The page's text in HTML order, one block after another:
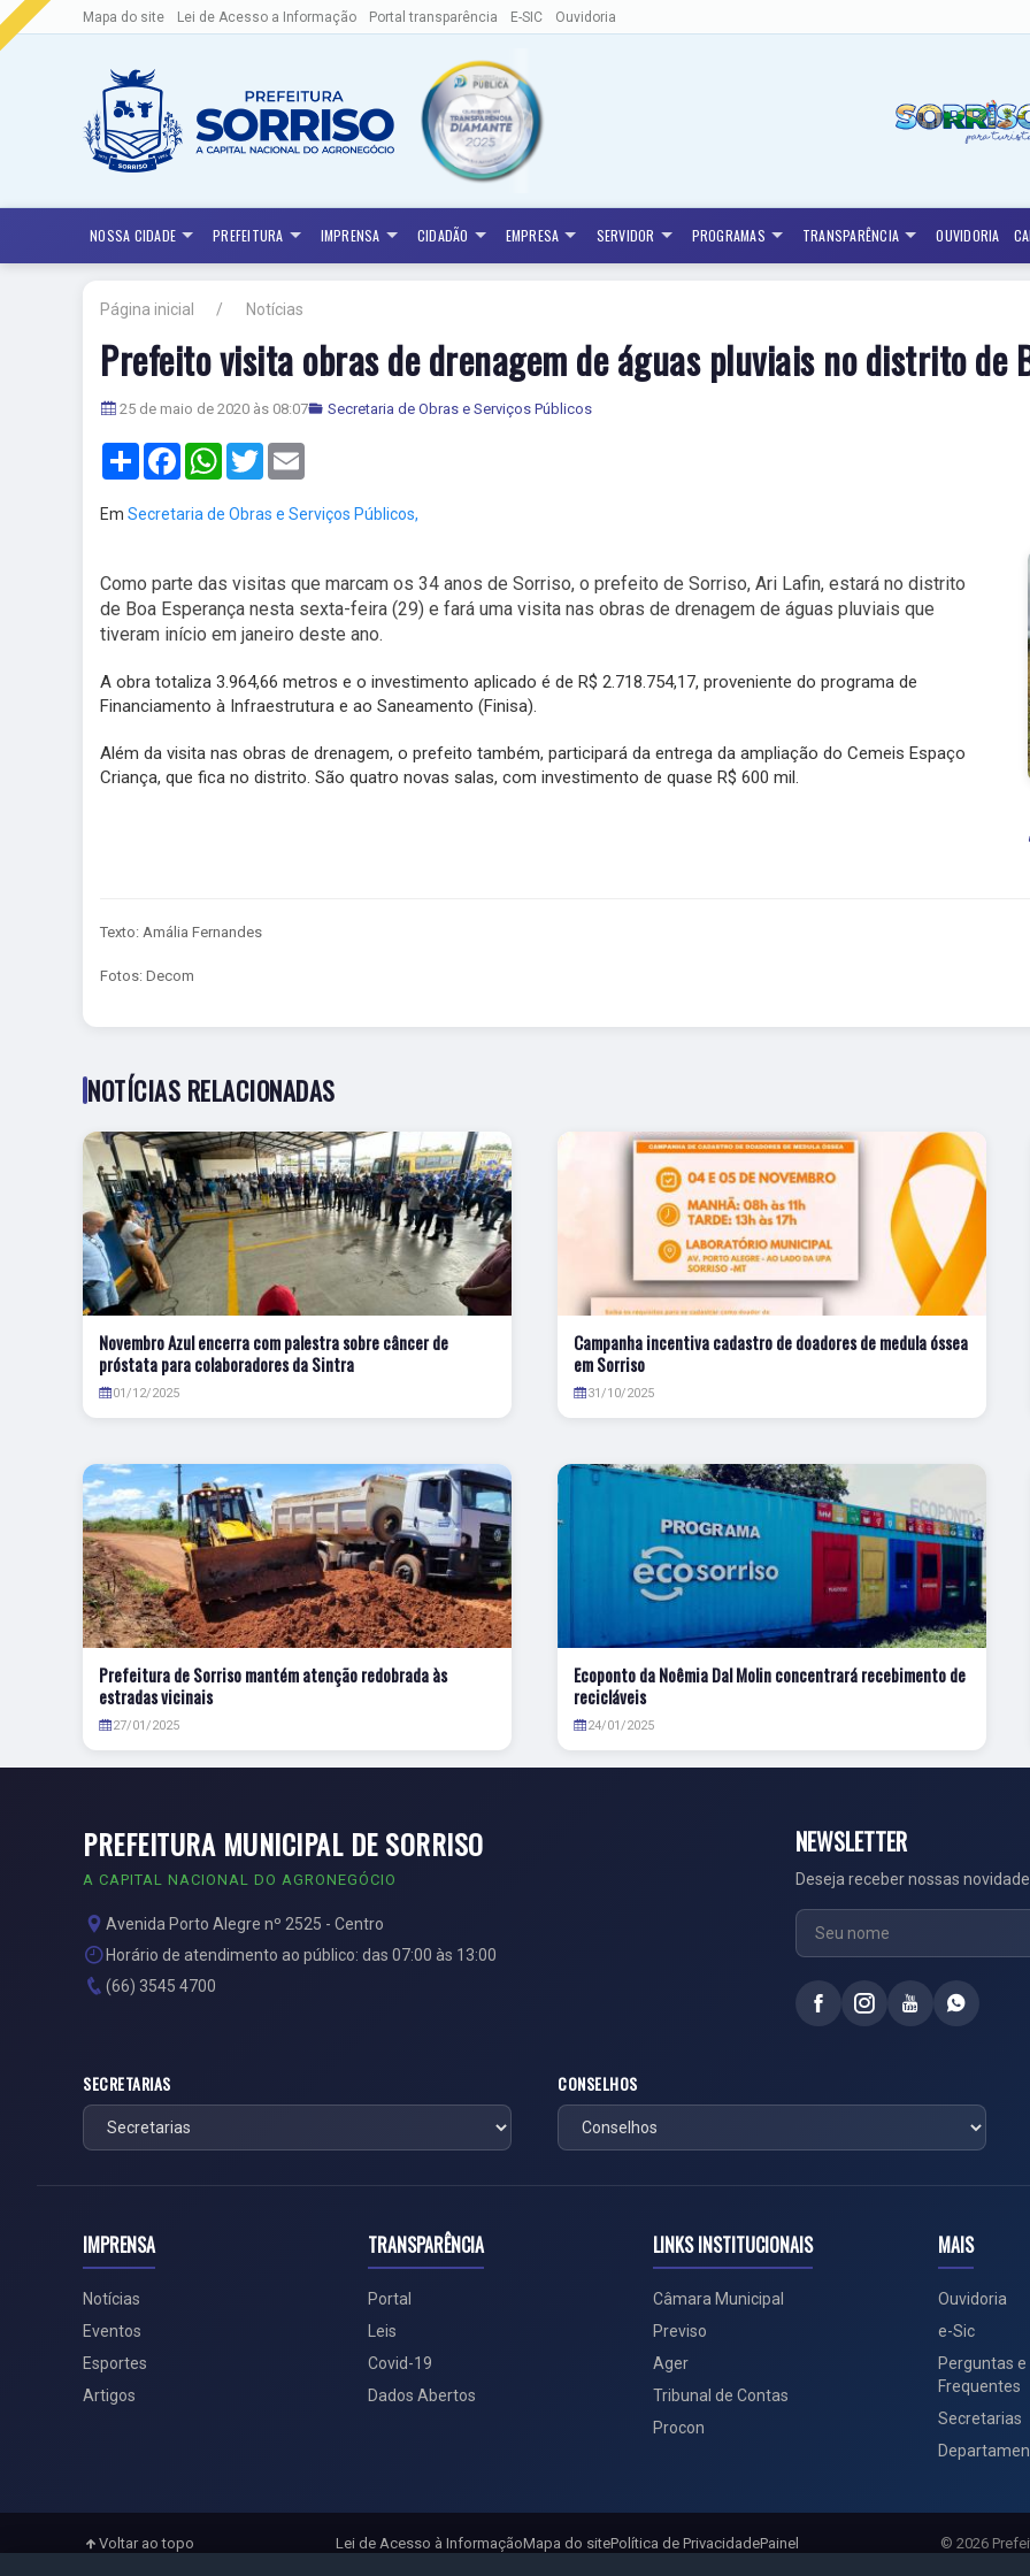
Mapa do site Lei de Acesso a Informação Portal transparência E-SIC Ouvidoria
NOSSA CIDADE PREFEITURA IMPRENSA CIDADÃO EMPRESA SERVIDOR PROGRAMAS TRANSPARÊNCIA OUVIDORIA
Página inicial Notícias
Prefeito visita obras de drenagem de águas pluviais no distrito de
25 de maio de 2020 às 08:07 Secretaria de Obras e Serviços Públicos
Share FacebookWhatsApp
Twitter
Em Secretaria de Obras e Serviços Públicos,
Como parte das visitas que marcam os 34 anos de Sorriso, o prefeito de Sorriso, Ari Lafin, estará no distrito
de Boa Esperança nesta sexta-feira (29) e fará uma visita nas obras de drenagem de águas pluviais que
tiveram início em janeiro deste ano.
A obra totaliza 3.964,66 metros e o investimento aplicado é de R$ 2.718.754,17, proveniente do programa de
Financiamento à Infraestrutura e ao Saneamento (Finisa).
Além da visita nas obras de drenagem, o prefeito também, participará da entrega da ampliação do Cemeis Espaço
Criança, que fica no distrito. São quatro novas salas, com investimento de quase R$ 600 mil.
Texto: Amália Fernandes
Fotos: Decom
NOTÍCIAS RELACIONADAS
Novembro Azul encerra com palestra sobre câncer de
próstata para colaboradores da Sintra
01/12/2025
Campanha incentiva cadastro de doadores de medula óssea
em Sorriso
31/10/2025
Prefeitura de Sorriso mantém atenção redobrada às
estradas vicinais
27/01/2025
Ecoponto da Noêmia Dal Molin concentrará recebimento de
recicláveis
24/01/2025
PREFEITURA MUNICIPAL DE SORRISO
A CAPITAL NACIONAL DO AGRONEGÓCIO
Avenida Porto Alegre nº 2525 - Centro
Horário de atendimento ao público: das 07:00 às 13:00
(66) 3545 4700
NEWSLETTER
Deseja receber nossas
SECRETARIAS CONSELHOS
IMPRENSA
Notícias
Eventos
Esportes
Artigos
TRANSPARÊNCIA
Portal
Leis
Covid-19
Dados Abertos
LINKS INSTITUCIONAIS
Câmara Municipal
Previso
Ager
Tribunal de Contas
Procon
MAIS
Ouvidoria
e-Sic
Perguntas
Frequentes
Secretarias
Voltar ao topo Lei de Acesso à InformaçãoMapa do sitePolítica de PrivacidadePainel © 2026